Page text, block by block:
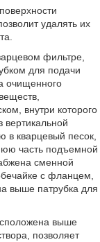
удалять их
фильтре,
для подачи
очищенного
внутри которого
кварцевый песок,
часть подъемной
сменной
с фланцем,
выше патрубка для
выше
позволяет